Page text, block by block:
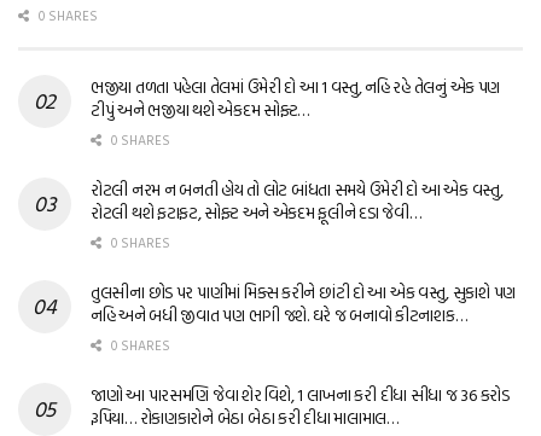
0 SHARES
ભજીયા તળતા પહેલા તેલમાં ઉમેરી દો આ 1 વસ્તુ, નહિ રહે તેલનું એક પણ
ટીપું અને ભજીયા થશે એકદમ સોફ્ટ…
0 SHARES
રોટલી નરમ ન બનતી હોય તો લોટ બાંધતા સમયે ઉમેરી દો આ એક વસ્તુ,
રોટલી થશે ફટાફટ, સોફ્ટ અને એકદમ ફૂલીને દડા જેવી…
0 SHARES
તુલસીના છોડ પર પાણીમાં મિક્સ કરીને છાંટી દો આ એક વસ્તુ, સુકાશે પણ
નહિ અને બધી જીવાત પણ ભાગી જશે. ઘરે જ બનાવો કીટનાશક…
0 SHARES
જાણો આ પારસમણિ જેવા શેર વિશે, 1 લાખના કરી દીધા સીધા જ 36 કરોડ
રૂપિયા… રોકાણકારોને બેઠા બેઠા કરી દીધા માલામાલ…